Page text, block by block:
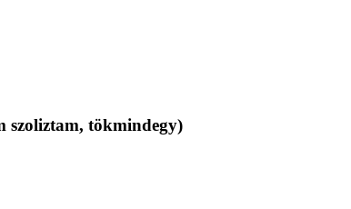
szoliztam, tökmindegy)